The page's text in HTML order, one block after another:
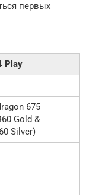
первых
Play
675
Gold &
Silver)